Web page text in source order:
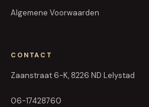
Algemene Voorwaarden
CONTACT
Zaanstraat 6-K, 8226 ND Lelystad
06-17428760